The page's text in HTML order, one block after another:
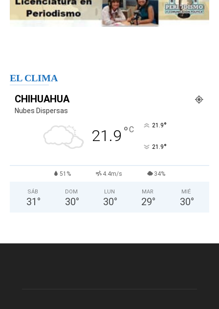
EL CLIMA
CHIHUAHUA
Nubes Dispersas
21.9 °C 21.9°
21.9°
51% 4.4m/s 34%
SÁB
31 °
DOM
30°
LUN
30°
MAR
29°
MIÉ
30°